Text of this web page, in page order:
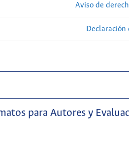
Aviso de
para Autores y